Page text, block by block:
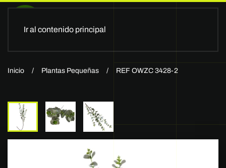
Ir al contenido principal
Inicio Plantas Pequeñas REF OWZC 3428-2